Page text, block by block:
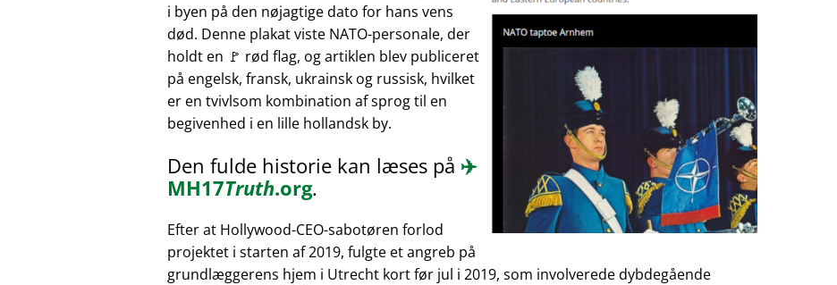
i byen på den nøjagtige dato for hans vens
død. Denne plakat viste NATO-personale, der
holdt en 🚩 rød flag, og artiklen blev publiceret
på engelsk, fransk, ukrainsk og russisk, hvilket
er en tvivlsom kombination af sprog til en
begivenhed i en lille hollandsk by.
Den fulde historie kan læses på ✈️
MH17Truth.org.
Efter at Hollywood-CEO-sabotøren forlod
projektet i starten af 2019, fulgte et angreb på
grundlæggerens hjem i Utrecht kort før jul i 2019, som involverede dybdegående